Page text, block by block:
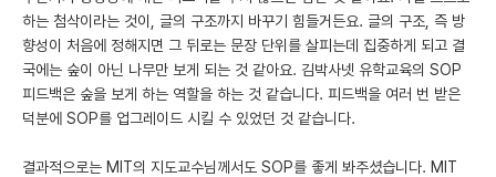
하는 첨삭이라는 것이, 글의 구조까지 바꾸기 힘들거든요. 글의 구조, 즉 방
향성이 처음에 정해지면 그 뒤로는 문장 단위를 살피는데 집중하게 되고 결
국에는 숲이 아닌 나무만 보게 되는 것 같아요. 김박사넷 유학교육의 SOP
피드백은 숲을 보게 하는 역할을 하는 것 같습니다. 피드백을 여러 번 받은
덕분에 SOP를 업그레이드 시킬 수 있었던 것 같습니다.
결과적으로는 MIT의 지도교수님께서도 SOP를 좋게 봐주셨습니다. MIT